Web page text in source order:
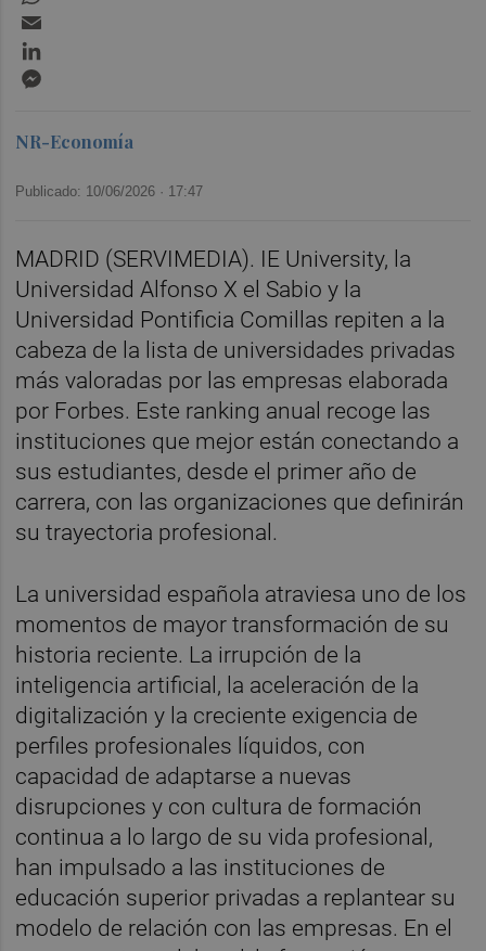
NR-Economía
Publicado: 10/06/2026 · 17:47
MADRID (SERVIMEDIA). IE University, la
Universidad Alfonso X el Sabio y la
Universidad Pontificia Comillas repiten a la
cabeza de la lista de universidades privadas
más valoradas por las empresas elaborada
por Forbes. Este ranking anual recoge las
instituciones que mejor están conectando a
sus estudiantes, desde el primer año de
carrera, con las organizaciones que definirán
su trayectoria profesional.
La universidad española atraviesa uno de los
momentos de mayor transformación de su
historia reciente. La irrupción de la
inteligencia artificial, la aceleración de la
digitalización y la creciente exigencia de
perfiles profesionales líquidos, con
capacidad de adaptarse a nuevas
disrupciones y con cultura de formación
continua a lo largo de su vida profesional,
han impulsado a las instituciones de
educación superior privadas a replantear su
modelo de relación con las empresas. En el